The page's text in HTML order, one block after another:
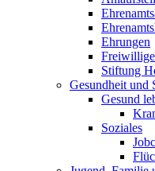
Ehrungen
Stiftung
Gesundheit und
Gesund
Soziales